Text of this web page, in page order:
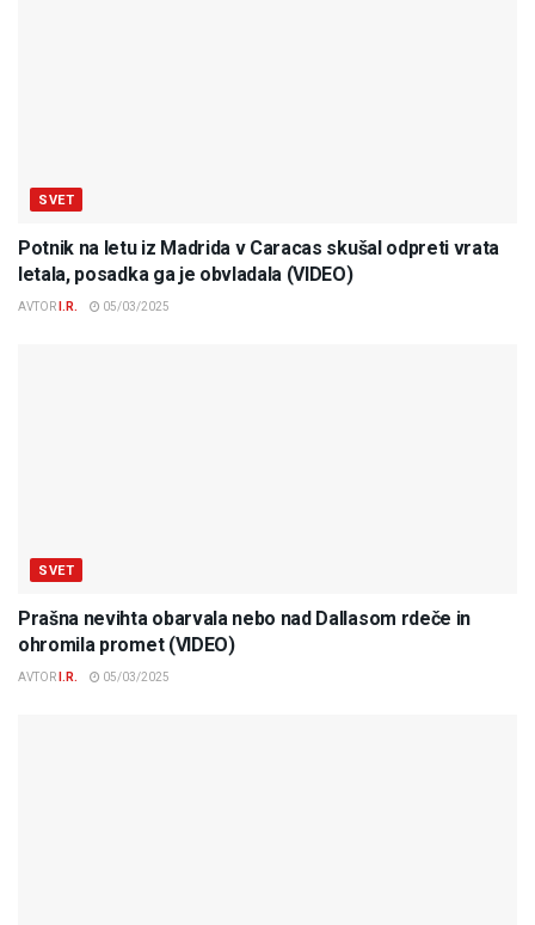
SVET
Potnik na letu iz Madrida v Caracas skušal odpreti vrata
letala, posadka ga je obvladala (VIDEO)
AVTOR I.R. 05/03/2025
SVET
Prašna nevihta obarvala nebo nad Dallasom rdeče in
ohromila promet (VIDEO)
AVTOR I.R. 05/03/2025